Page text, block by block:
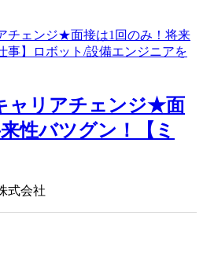
ャリアチェンジ★面
性バツグン！【ミ
式会社